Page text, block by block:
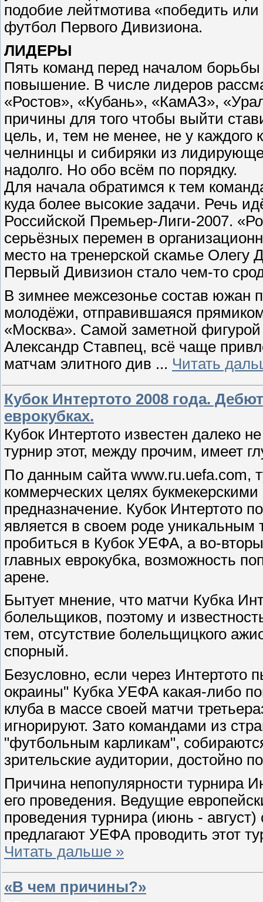
подобие лейтмотива «победить
футбол Первого Дивизиона.
ЛИДЕРЫ
Пять команд перед началом
повышение. В числе лидеров
«Ростов», «Кубань», «КамАЗ»,
причины для того чтобы выйти
цель, и, тем не менее, не у каждого
челнинцы и сибиряки из
надолго. Но обо всём по порядку.
Для начала обратимся к тем
куда более высокие задачи. Речь
Российской Премьер-Лиги-2007.
серьёзных перемен в
место на тренерской скамье Олегу
Первый Дивизион стало чем-то
В зимнее межсезонье состав южан
молодёжи, отправившаяся
«Москва». Самой заметной
Александр Ставпец, всё чаще
матчам элитного див ... Читать
Кубок Интертото 2008 года.
еврокубках.
Кубок Интертото известен далеко
турнир этот, между прочим, имеет
По данным сайта www.ru.uefa.com,
коммерческих целях
предназначение. Кубок Интертото
является в своем роде
пробиться в Кубок УЕФА, а во-
главных еврокубка, возможность
арене.
Бытует мнение, что матчи Кубка
болельщиков, поэтому и
тем, отсутствие болельщицкого
спорный.
Безусловно, если через Интертото
окраины" Кубка УЕФА какая-либо
клуба в массе своей матчи
игнорируют. Зато командами из
"футбольным карликам",
зрительские аудитории, достойно
Причина непопулярности турнира
его проведения. Ведущие
проведения турнира (июнь -
предлагают УЕФА проводить этот
Читать дальше »
«В чем причины?»